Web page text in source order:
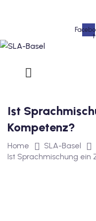
Ist
Kompetenz?
Home
SLA-Basel
Ist Sprachmischung ein